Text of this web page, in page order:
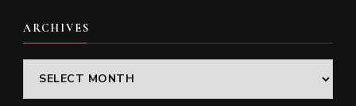
ARCHIVES
Archives